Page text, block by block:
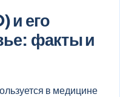
и его
факты и
в медицине